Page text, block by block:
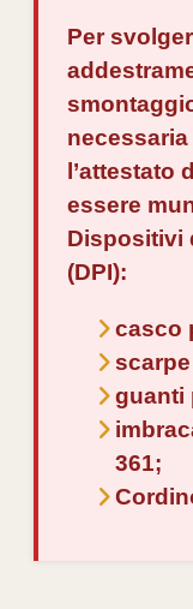
Per
l’attestato
essere
Dispositivi
(DPI):
casco
guanti
361;